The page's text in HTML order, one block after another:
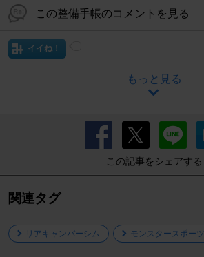
この整備手帳のコメントを見る
イイね！
もっと見る
この記事をシェアする
関連タグ
リアキャンバーシム モンスタースポーツ